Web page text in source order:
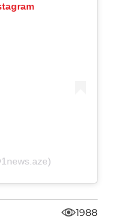
1988